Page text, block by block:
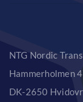
NTG Nordic
Hammerholmen
DK-2650